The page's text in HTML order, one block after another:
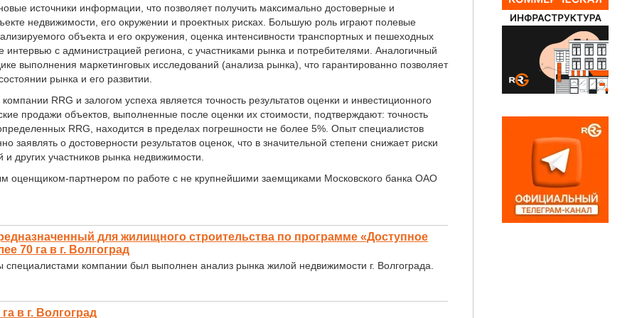
источники информации, что позволяет получить максимально достоверные и
недвижимости, его окружении и проектных рисках. Большую роль играют полевые
объекта и его окружения, оценка интенсивности транспортных и пешеходных
интервью с администрацией региона, с участниками рынка и потребителями. Аналогичный
выполнения маркетинговых исследований (анализа рынка), что гарантированно позволяет
рынка и его развитии.
RRG и залогом успеха является точность результатов оценки и инвестиционного
продажи объектов, выполненные после оценки их стоимости, подтверждают: точность
RRG, находится в пределах погрешности не более 5%. Опыт специалистов
заявлять о достоверности результатов оценок, что в значительной степени снижает риски
и других участников рынка недвижимости.
оценщиком-партнером по работе с не крупнейшими заемщиками Московского банка ОАО
для жилищного строительства по программе «Доступное
70 га в г. Волгоград
компании был выполнен анализ рынка жилой недвижимости г. Волгограда.
в г. Волгоград